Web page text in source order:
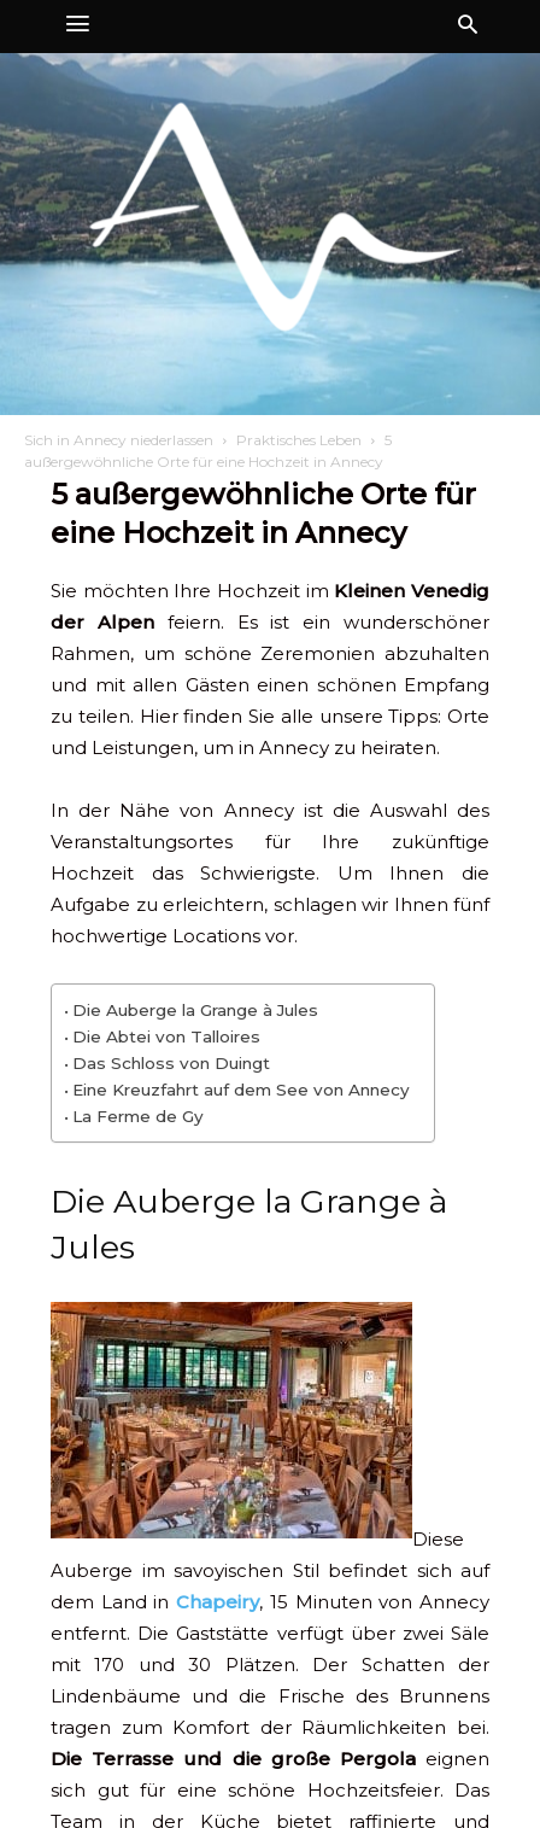
Sich in Annecy niederlassen Praktisches Leben
5
außergewöhnliche Orte für eine Hochzeit in Annecy
5 außergewöhnliche Orte für
eine Hochzeit in Annecy
Sie möchten Ihre Hochzeit im Kleinen Venedig
der Alpenfeiern. Es ist ein wunderschöner
Rahmen, um schöne Zeremonien abzuhalten
und mit allen Gästen einen schönen Empfang
zu teilen. Hier finden Sie alle unsere Tipps: Orte
und Leistungen, um in Annecy zu heiraten.
In der Nähe von Annecy ist die Auswahl des
Veranstaltungsortes für Ihre zukünftige
Hochzeit das Schwierigste. Um Ihnen die
Aufgabe zu erleichtern, schlagen wir Ihnen fünf
hochwertige Locations vor.
Die Auberge la Grange à Jules
Die Abtei von Talloires
Das Schloss von Duingt
Eine Kreuzfahrt auf dem See von Annecy
La Ferme de Gy
Die Auberge la Grange à
Jules
Diese
Auberge im savoyischen Stil befindet sich auf
dem Land inChapeiry, 15 Minuten von Annecy
entfernt. Die Gaststätte verfügt über zwei Säle
mit 170 und 30 Plätzen. Der Schatten der
Lindenbäume und die Frische des Brunnens
tragen zum Komfort der Räumlichkeiten bei.
Die Terrasse und die große Pergolaeignen
sich gut für eine schöne Hochzeitsfeier. Das
Team in der Küche bietet raffinierte und